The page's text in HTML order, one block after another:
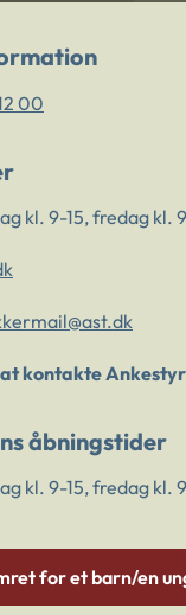
00
kl. 9-15, fredag kl.
at kontakte
åbningstider
kl. 9-15, fredag kl.
for et barn/en